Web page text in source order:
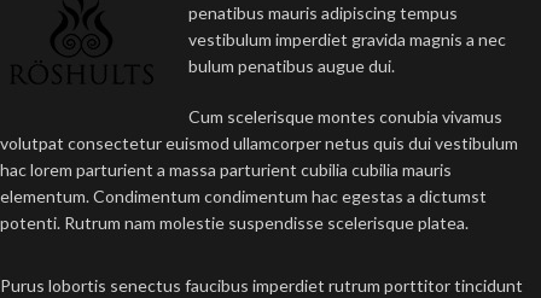
penatibus mauris adipiscing tempus
vestibulum imperdiet gravida magnis a nec
bulum penatibus augue dui.
Cum scelerisque montes conubia vivamus
volutpat consectetur euismod ullamcorper netus quis dui vestibulum
hac lorem parturient a massa parturient cubilia cubilia mauris
elementum. Condimentum condimentum hac egestas a dictumst
potenti. Rutrum nam molestie suspendisse scelerisque platea.
Purus lobortis senectus faucibus imperdiet rutrum porttitor tincidunt